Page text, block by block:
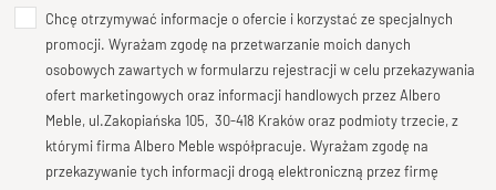
Dodaj opinię o produkcie
Twoja ocena
Bardzo dobry
Twoja opinia o produkcie
Chcę otrzymywać informacje o ofercie i korzystać ze specjalnych
promocji. Wyrażam zgodę na przetwarzanie moich danych
osobowych zawartych w formularzu rejestracji w celu przekazywania
ofert marketingowych oraz informacji handlowych przez Albero
Meble, ul.Zakopiańska 105, 30-418 Kraków oraz podmioty trzecie, z
którymi firma Albero Meble współpracuje. Wyrażam zgodę na
przekazywanie tych informacji drogą elektroniczną przez firmę